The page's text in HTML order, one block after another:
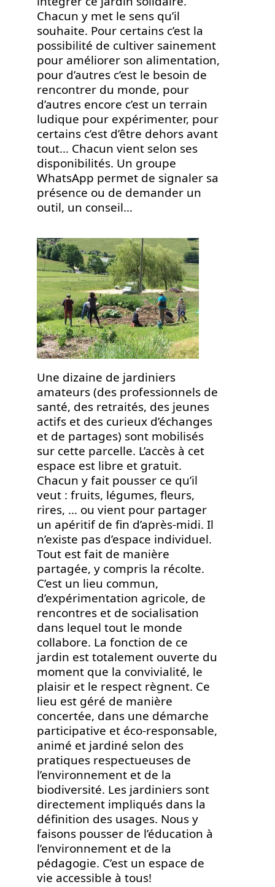
Chacun y met le sens qu’il
souhaite. Pour certains c’est la
possibilité de cultiver sainement
pour améliorer son alimentation,
pour d’autres c’est le besoin de
rencontrer du monde, pour
d’autres encore c’est un terrain
ludique pour expérimenter, pour
certains c’est d’être dehors avant
tout… Chacun vient selon ses
disponibilités. Un groupe
WhatsApp permet de signaler sa
présence ou de demander un
outil, un conseil…
Une dizaine de jardiniers
amateurs (des professionnels de
santé, des retraités, des jeunes
actifs et des curieux d’échanges
et de partages) sont mobilisés
sur cette parcelle. L’accès à cet
espace est libre et gratuit.
Chacun y fait pousser ce qu’il
veut : fruits, légumes, fleurs,
rires, … ou vient pour partager
un apéritif de fin d’après-midi. Il
n’existe pas d’espace individuel.
Tout est fait de manière
partagée, y compris la récolte.
C’est un lieu commun,
d’expérimentation agricole, de
rencontres et de socialisation
dans lequel tout le monde
collabore. La fonction de ce
jardin est totalement ouverte du
moment que la convivialité, le
plaisir et le respect règnent. Ce
lieu est géré de manière
concertée, dans une démarche
participative et éco-responsable,
animé et jardiné selon des
pratiques respectueuses de
l’environnement et de la
biodiversité. Les jardiniers sont
directement impliqués dans la
définition des usages. Nous y
faisons pousser de l’éducation à
l’environnement et de la
pédagogie. C’est un espace de
vie accessible à tous!